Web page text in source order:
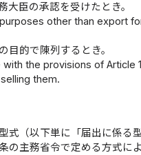
臣の承認を受けたとき。
other than export
的で陳列するとき。
the provisions of Article
them.
式（以下単に「届出に係る
の主務省令で定める方式に